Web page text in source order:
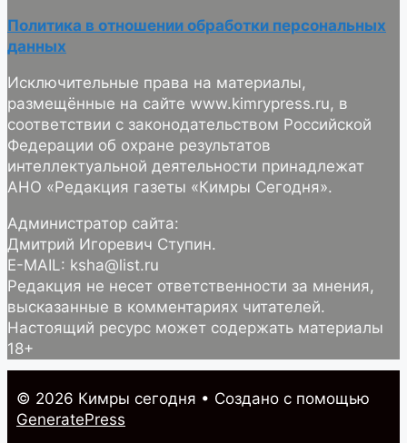
Политика в отношении обработки персональных
данных
Исключительные права на материалы,
размещённые на сайте www.kimrypress.ru, в
соответствии с законодательством Российской
Федерации об охране результатов
интеллектуальной деятельности принадлежат
АНО «Редакция газеты «Кимры Сегодня».
Администратор сайта:
Дмитрий Игоревич Ступин.
E-MAIL: ksha@list.ru
Редакция не несет ответственности за мнения,
высказанные в комментариях читателей.
Настоящий ресурс может содержать материалы
18+
© 2026 Кимры cегодня • Создано с помощью
GeneratePress